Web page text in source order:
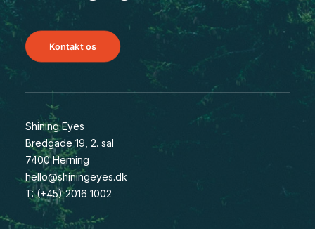
Kontakt os
Shining Eyes
Bredgade 19, 2. sal
7400 Herning
hello@shiningeyes.dk
T: (+45) 2016 1002